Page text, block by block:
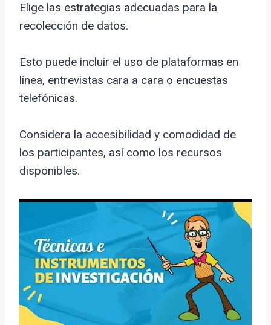
Elige las estrategias adecuadas para la
recolección de datos.
Esto puede incluir el uso de plataformas en
línea, entrevistas cara a cara o encuestas
telefónicas.
Considera la accesibilidad y comodidad de
los participantes, así como los recursos
disponibles.